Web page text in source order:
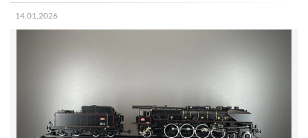
Erstellungsdatum:
14.01.2026